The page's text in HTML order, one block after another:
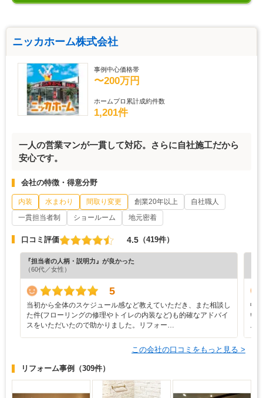
ニッカホーム株式会社
事例中心価格帯
〜200万円
ホームプロ累計成約件数
1,201件
一人の営業マンが一貫して対応。さらに自社施工だから
安心です。
会社の特徴・得意分野
内装 水まわり 間取り変更 創業20年以上
自社職人
一貫担当者制
ショールーム 地元密着
口コミ評価 4.5 （419件）
『担当者の人柄・説明力』が良かった
（60代／女性）
5
当初から全体のスケジュール感など教えていただき、また相談し
た件(フローリングの修理やトイレの内装など)も的確なアドバイ
スをいただいたので助かりました。リフォー…
中
い
この会社の口コミをもっと見る >
リフォーム事例 （309件）